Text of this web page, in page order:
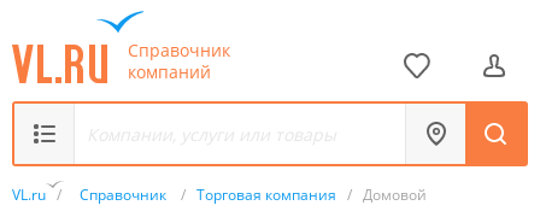
Справочник
компаний
VL.ru / Справочник / Торговая компания / Домовой